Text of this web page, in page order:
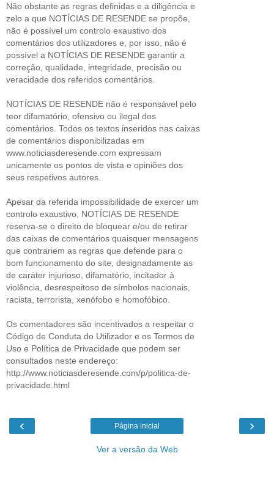
Não obstante as regras definidas e a diligência e
zelo a que NOTÍCIAS DE RESENDE se propõe,
não é possível um controlo exaustivo dos
comentários dos utilizadores e, por isso, não é
possível a NOTÍCIAS DE RESENDE garantir a
correção, qualidade, integridade, precisão ou
veracidade dos referidos comentários.
NOTÍCIAS DE RESENDE não é responsável pelo
teor difamatório, ofensivo ou ilegal dos
comentários. Todos os textos inseridos nas caixas
de comentários disponibilizadas em
www.noticiasderesende.com expressam
unicamente os pontos de vista e opiniões dos
seus respetivos autores.
Apesar da referida impossibilidade de exercer um
controlo exaustivo, NOTÍCIAS DE RESENDE
reserva-se o direito de bloquear e/ou de retirar
das caixas de comentários quaisquer mensagens
que contrariem as regras que defende para o
bom funcionamento do site, designadamente as
de caráter injurioso, difamatório, incitador à
violência, desrespeitoso de símbolos nacionais,
racista, terrorista, xenófobo e homofóbico.
Os comentadores são incentivados a respeitar o
Código de Conduta do Utilizador e os Termos de
Uso e Política de Privacidade que podem ser
consultados neste endereço:
http://www.noticiasderesende.com/p/politica-de-
privacidade.html
‹ ›
Página inicial
Ver a versão da Web